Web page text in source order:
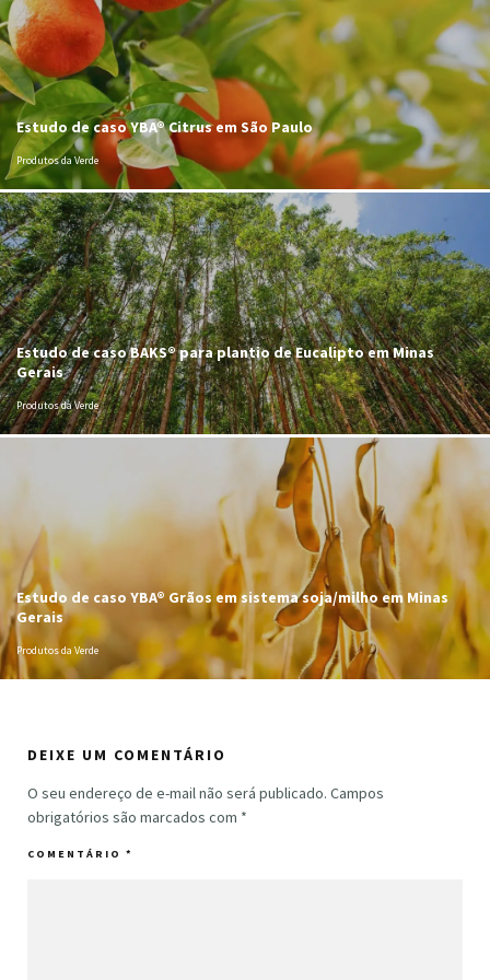
Estudo de caso YBA® Citrus em São Paulo
Produtos da Verde
Estudo de caso BAKS® para plantio de Eucalipto em Minas
Gerais
Produtos da Verde
Estudo de caso YBA® Grãos em sistema soja/milho em Minas
Gerais
Produtos da Verde
DEIXE UM COMENTÁRIO
O seu endereço de e-mail não será publicado. Campos
obrigatórios são marcados com *
COMENTÁRIO *